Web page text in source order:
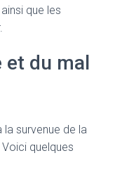
que les
et du mal
survenue de la
quelques